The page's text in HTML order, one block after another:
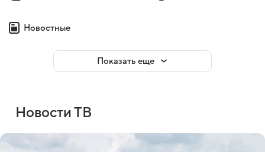
Новостные
Показать еще
Новости ТВ